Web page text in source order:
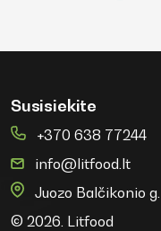
Susisiekite
+370 638 77244
info@litfood.lt
Juozo Balčikonio
© 2026. Litfood